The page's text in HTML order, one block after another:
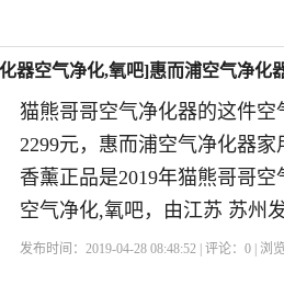
器空气净化,氧吧]惠而浦空气净化
猫熊哥哥空气净化器的这件
2299元，惠而浦空气净化器
香薰正品是2019年猫熊哥哥
空气净化,氧吧，由江苏 苏州发
发布时间：2019-04-28 08:48:52 | 评论：0 | 浏